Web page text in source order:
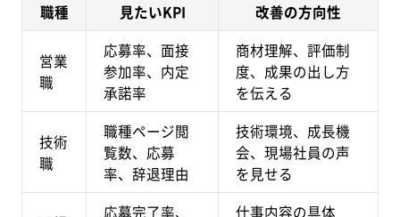
職種 見たいKPI 改善の方向性
営業
職
応募率、面接
参加率、内定
承諾率
商材理解、評価制
度、成果の出し方
を伝える
技術
職
職種ページ閲
覧数、応募
率、辞退理由
技術環境、成長機
会、現場社員の声
を見せる
応募完了率、
仕事内容の具体